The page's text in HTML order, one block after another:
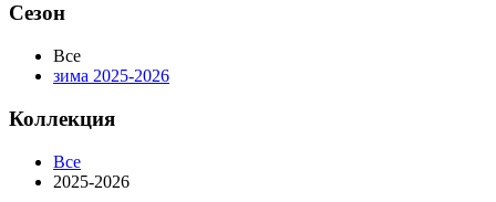
Сезон
Все
зима 2025-2026
Коллекция
Все
2025-2026